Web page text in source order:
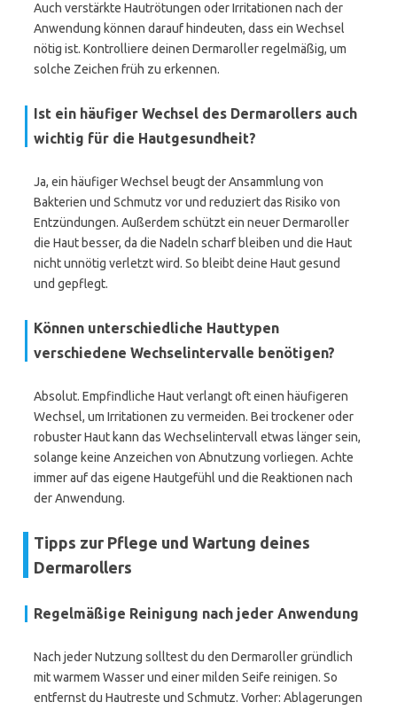
Auch verstärkte Hautrötungen oder Irritationen nach der
Anwendung können darauf hindeuten, dass ein Wechsel
nötig ist. Kontrolliere deinen Dermaroller regelmäßig, um
solche Zeichen früh zu erkennen.
Ist ein häufiger Wechsel des Dermarollers auch
wichtig für die Hautgesundheit?
Ja, ein häufiger Wechsel beugt der Ansammlung von
Bakterien und Schmutz vor und reduziert das Risiko von
Entzündungen. Außerdem schützt ein neuer Dermaroller
die Haut besser, da die Nadeln scharf bleiben und die Haut
nicht unnötig verletzt wird. So bleibt deine Haut gesund
und gepflegt.
Können unterschiedliche Hauttypen
verschiedene Wechselintervalle benötigen?
Absolut. Empfindliche Haut verlangt oft einen häufigeren
Wechsel, um Irritationen zu vermeiden. Bei trockener oder
robuster Haut kann das Wechselintervall etwas länger sein,
solange keine Anzeichen von Abnutzung vorliegen. Achte
immer auf das eigene Hautgefühl und die Reaktionen nach
der Anwendung.
Tipps zur Pflege und Wartung deines
Dermarollers
Regelmäßige Reinigung nach jeder Anwendung
Nach jeder Nutzung solltest du den Dermaroller gründlich
mit warmem Wasser und einer milden Seife reinigen. So
entfernst du Hautreste und Schmutz. Vorher: Ablagerungen